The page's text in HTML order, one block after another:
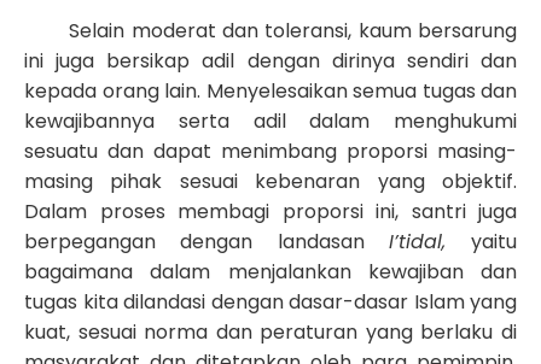
Selain moderat dan toleransi, kaum bersarung
ini juga bersikap adil dengan dirinya sendiri dan
kepada orang lain. Menyelesaikan semua tugas dan
kewajibannya serta adil dalam menghukumi
sesuatu dan dapat menimbang proporsi masing-
masing pihak sesuai kebenaran yang objektif.
Dalam proses membagi proporsi ini, santri juga
berpegangan dengan landasan I’tidal, yaitu
bagaimana dalam menjalankan kewajiban dan
tugas kita dilandasi dengan dasar-dasar Islam yang
kuat, sesuai norma dan peraturan yang berlaku di